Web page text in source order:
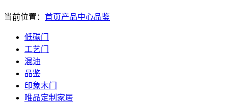
当前位置： 首页产品中心品鉴
低碳门
工艺门
混油
品鉴
印象木门
唯品定制家居